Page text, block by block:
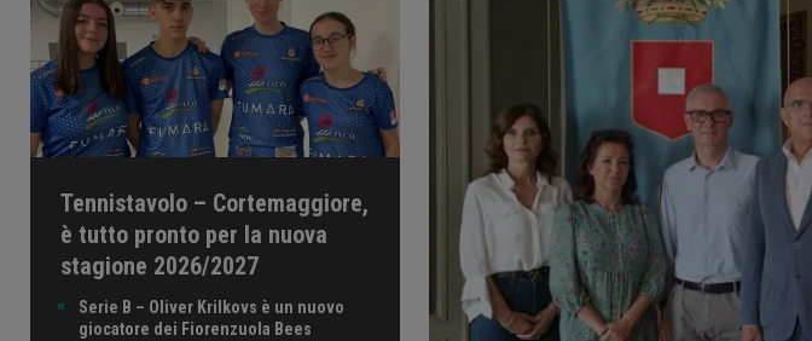
Tennistavolo – Cortemaggiore,
è tutto pronto per la nuova
stagione 2026/2027
Serie B – Oliver Krilkovs è un nuovo
giocatore dei Fiorenzuola Bees